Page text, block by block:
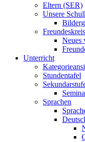
Eltern (SER)
Unsere
Freundeskreis
Neues
Unterricht
Stundentafel
Sprachen